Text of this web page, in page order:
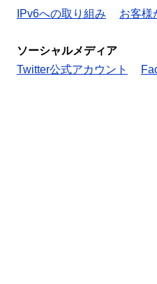
IPv6への取り組み
お客様
ソーシャルメディア
Twitter公式アカウント